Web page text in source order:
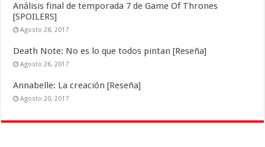
Análisis final de temporada 7 de Game Of Thrones
[SPOILERS]
Agosto 28, 2017
Death Note: No es lo que todos pintan [Reseña]
Agosto 26, 2017
Annabelle: La creación [Reseña]
Agosto 20, 2017